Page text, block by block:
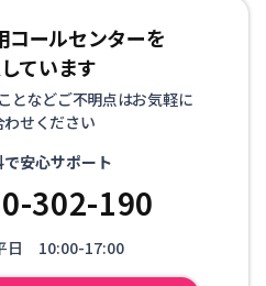
コールセンターを
ています
となどご不明点はお気軽に
わせください
安心サポート
302-190
日 10:00-17:00